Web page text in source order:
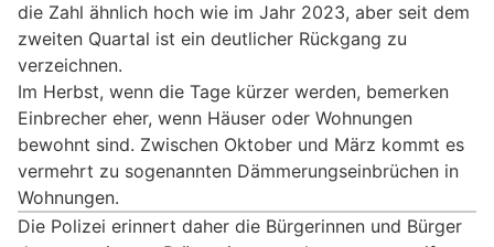
die Zahl ähnlich hoch wie im Jahr 2023, aber seit dem
zweiten Quartal ist ein deutlicher Rückgang zu
verzeichnen.
Im Herbst, wenn die Tage kürzer werden, bemerken
Einbrecher eher, wenn Häuser oder Wohnungen
bewohnt sind. Zwischen Oktober und März kommt es
vermehrt zu sogenannten Dämmerungseinbrüchen in
Wohnungen.
Die Polizei erinnert daher die Bürgerinnen und Bürger